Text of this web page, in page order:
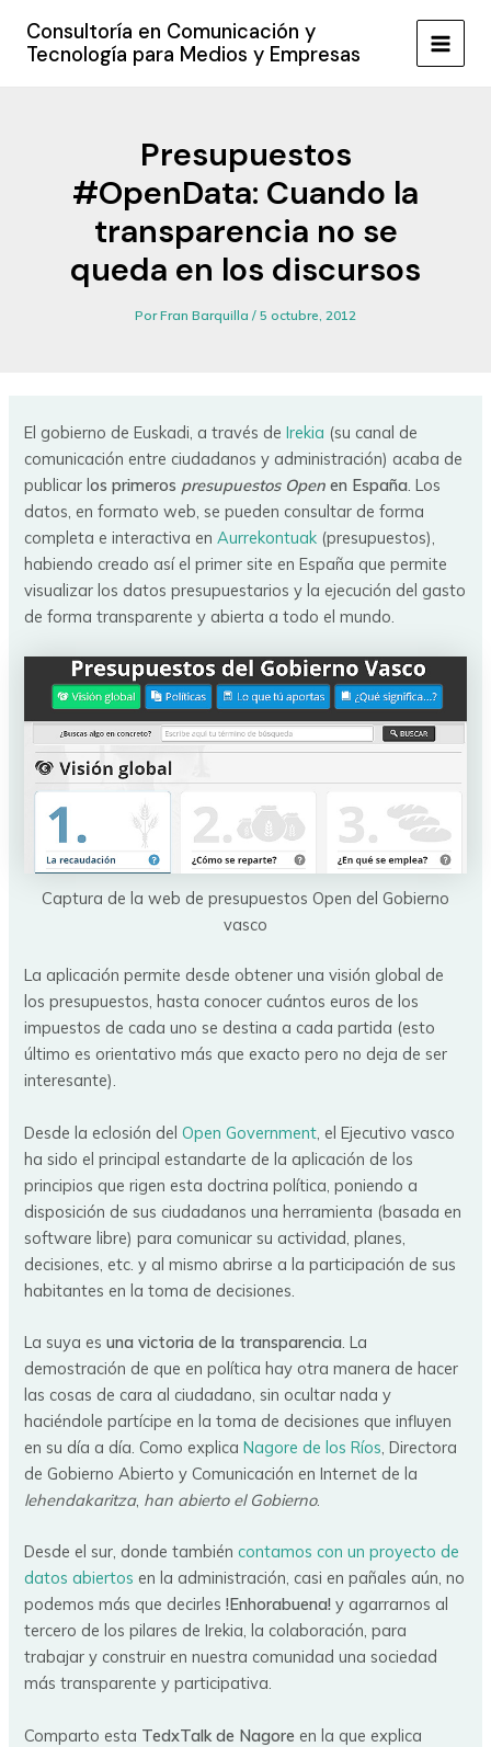
contenido
Consultoría en Comunicación y
Tecnología para Medios y Empresas
MAIN
Presupuestos
#OpenData: Cuando la
transparencia no se
queda en los discursos
PorFran Barquilla / 5 octubre, 2012
El gobierno de Euskadi, a través deIrekia (su canal de
comunicación entre ciudadanos y administración) acaba de
publicar los primeros presupuestos Open en España. Los
datos, en formato web, se pueden consultar de forma
completa e interactiva enAurrekontuak (presupuestos),
habiendo creado así el primer site en España que permite
visualizar los datos presupuestarios y la ejecución del gasto
de forma transparente y abierta a todo el mundo.
Captura de la web de presupuestos Open del Gobierno
vasco
La aplicación permite desde obtener una visión global de
los presupuestos, hasta conocer cuántos euros de los
impuestos de cada uno se destina a cada partida (esto
último es orientativo más que exacto pero no deja de ser
interesante).
Desde la eclosión delOpen Government , el Ejecutivo vasco
ha sido el principal estandarte de la aplicación de los
principios que rigen esta doctrina política, poniendo a
disposición de sus ciudadanos una herramienta (basada en
software libre) para comunicar su actividad, planes,
decisiones, etc. y al mismo abrirse a la participación de sus
habitantes en la toma de decisiones.
La suya esuna victoria de la transparencia. La
demostración de que en política hay otra manera de hacer
las cosas de cara al ciudadano, sin ocultar nada y
haciéndole partícipe en la toma de decisiones que influyen
en su día a día. Como explicaNagore de los Ríos, Directora
de Gobierno Abierto y Comunicación en Internet de la
lehendakaritza, han abierto el Gobierno.
Desde el sur, donde tambiéncontamos con un proyecto de
datos abiertos en la administración, casi en pañales aún, no
podemos más que decirles !Enhorabuena!y agarrarnos al
tercero de los pilares de Irekia, la colaboración, para
trabajar y construir en nuestra comunidad una sociedad
más transparente y participativa.
Comparto esta TedxTalk de Nagore en la que explica